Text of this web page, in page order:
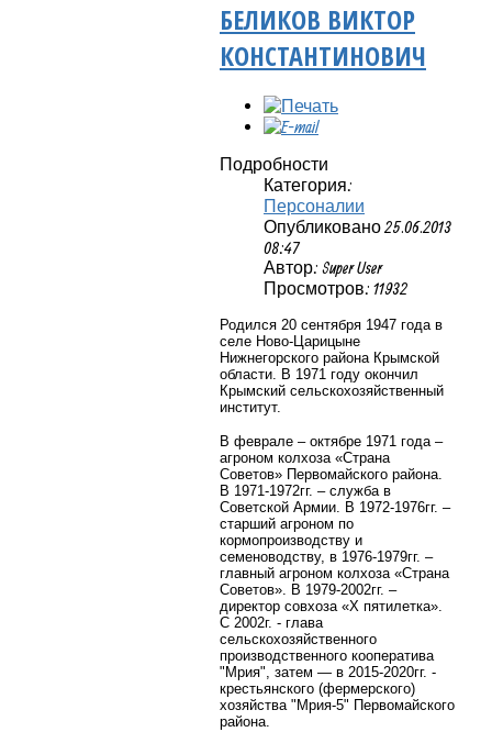
БЕЛИКОВ ВИКТОР
КОНСТАНТИНОВИЧ
Подробности
Категория:
Персоналии
Опубликовано 25.06.2013
08:47
Автор: Super User
Просмотров: 11932
Родился 20 сентября 1947 года в
селе Ново-Царицыне
Нижнегорского района Крымской
области. В 1971 году окончил
Крымский сельскохозяйственный
институт.
В феврале – октябре 1971 года –
агроном колхоза «Страна
Советов» Первомайского района.
В 1971-1972гг. – служба в
Советской Армии. В 1972-1976гг. –
старший агроном по
кормопроизводству и
семеноводству, в 1976-1979гг. –
главный агроном колхоза «Страна
Советов». В 1979-2002гг. –
директор совхоза «X пятилетка».
С 2002г. - глава
сельскохозяйственного
производственного кооператива
"Мрия", затем — в 2015-2020гг. -
крестьянского (фермерского)
хозяйства "Мрия-5" Первомайского
района.